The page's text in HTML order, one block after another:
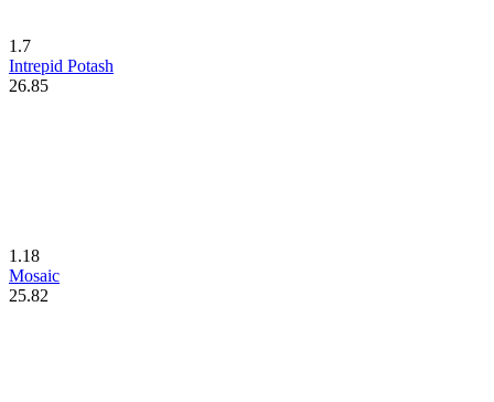
1.7
Intrepid Potash
26.85
1.18
Mosaic
25.82